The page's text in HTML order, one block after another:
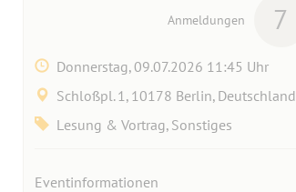
Anmeldungen 7
Donnerstag, 09.07.2026 11:45 Uhr
Schloßpl. 1, 10178 Berlin, Deutschland
Lesung & Vortrag, Sonstiges
Eventinformationen